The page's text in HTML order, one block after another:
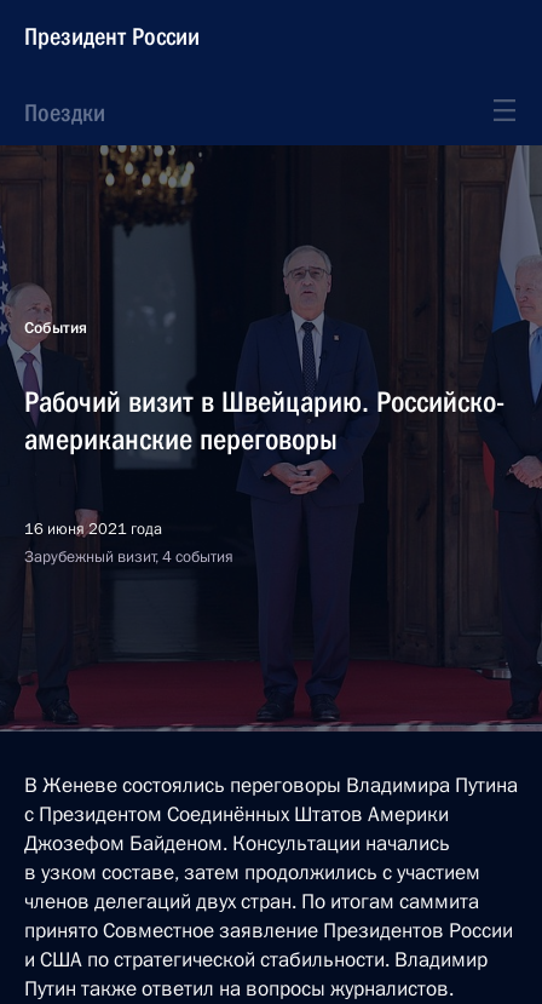
Президент России
Поездки
События
Рабочий визит в Швейцарию. Российско-
американские переговоры
16 июня 2021 года
Зарубежный визит, 4 события
В Женеве состоялись переговоры Владимира Путина
с Президентом Соединённых Штатов Америки
Джозефом Байденом. Консультации начались
в узком составе, затем продолжились с участием
членов делегаций двух стран. По итогам саммита
принято Совместное заявление Президентов России
и США по стратегической стабильности. Владимир
Путин также ответил на вопросы журналистов.